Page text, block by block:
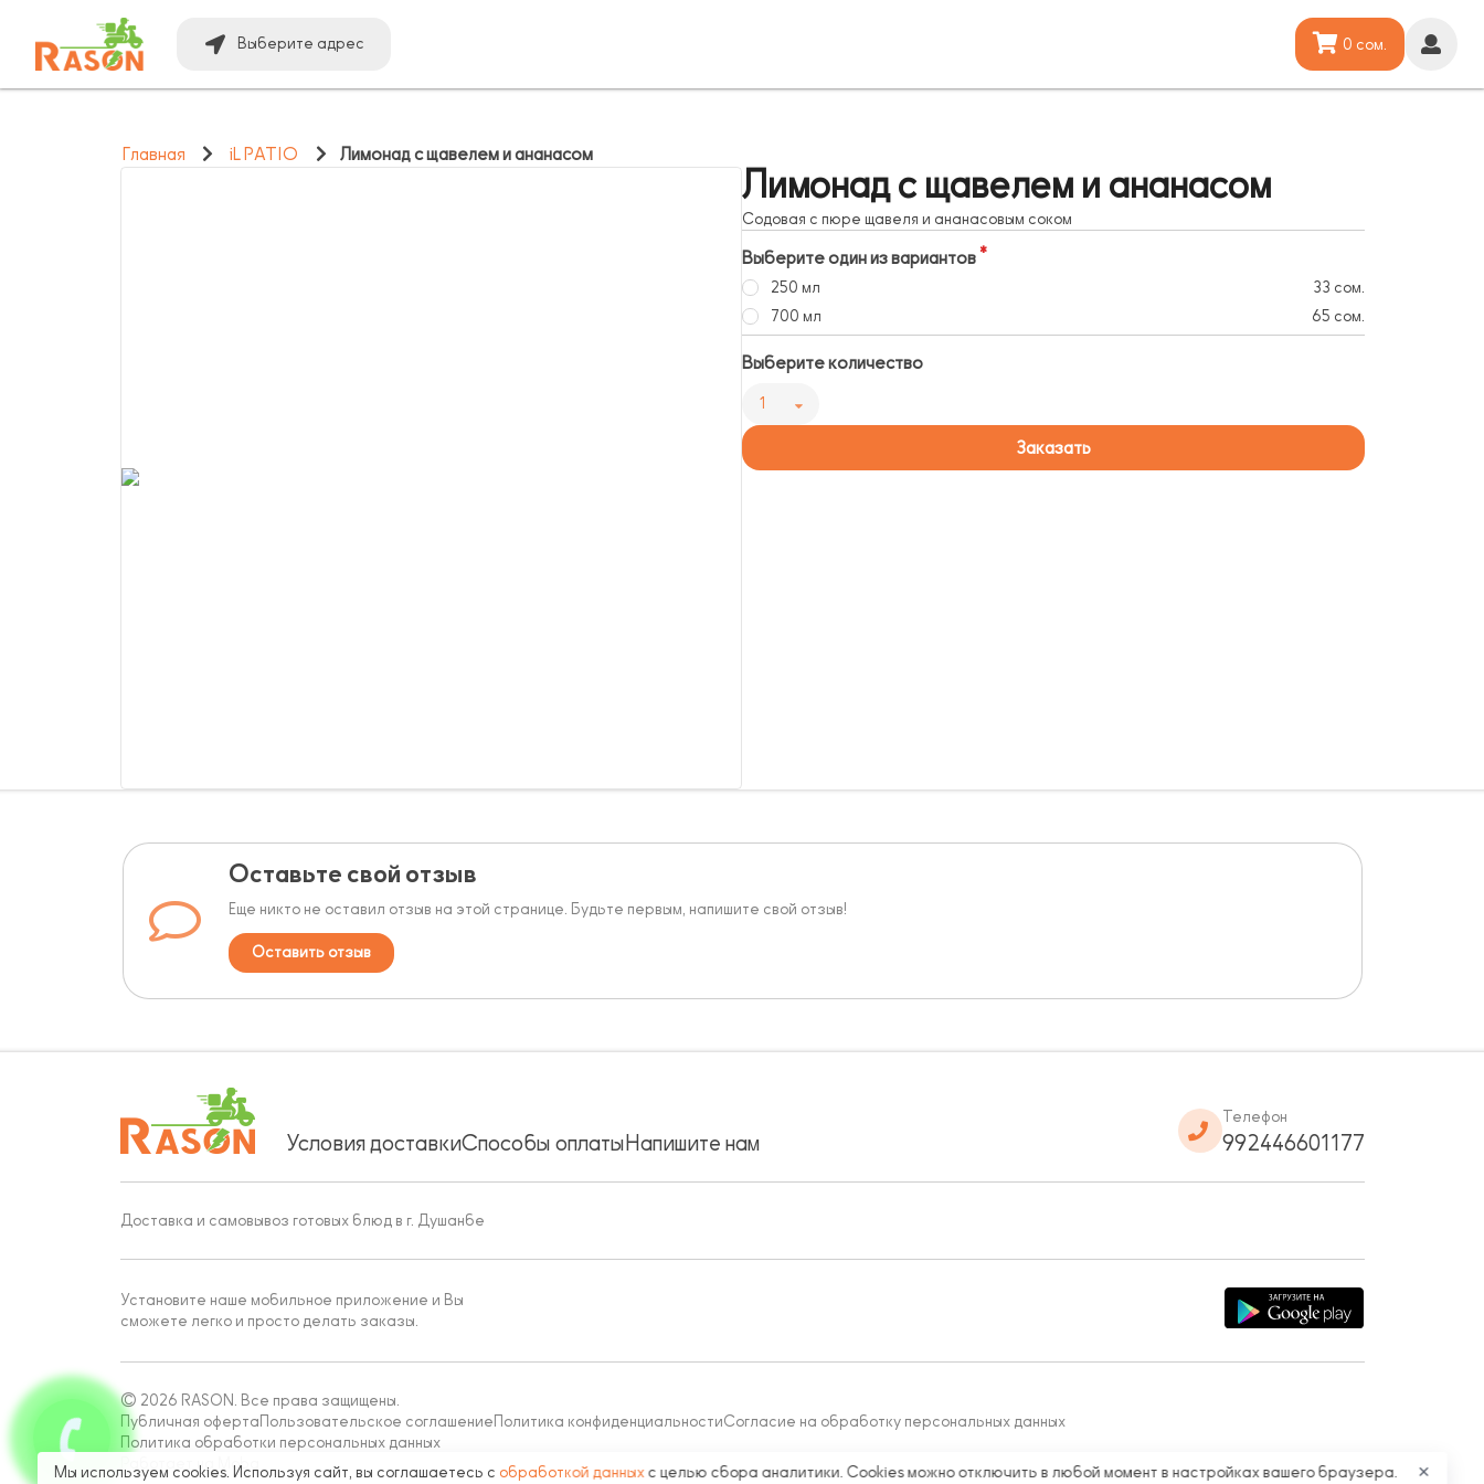
Выберите адрес 0 сом.
Главная iL PATIO Лимонад с щавелем и ананасом
Лимонад с щавелем и ананасом
Содовая с пюре щавеля и ананасовым соком
Выберите один из вариантов
250 мл
33 сом.
700 мл
65 сом.
Выберите количество
1
Заказать
Оставьте свой отзыв
Еще никто не оставил отзыв на этой странице. Будьте первым, напишите свой отзыв!
Оставить отзыв
Условия доставкиСпособы оплатыНапишите нам
Телефон
992446601177
Доставка и самовывоз готовых блюд в г. Душанбе
Установите наше мобильное приложение и Вы
сможете легко и просто делать заказы.
© 2026 RASON. Все права защищены.
Публичная оферта Пользовательское соглашение Политика конфиденциальностиСогласие на обработку персональных данных
Политика обработки персональных данных
Работает на Moba
Мы используем cookies. Используя сайт, вы соглашаетесь с обработкой данных с целью сбора аналитики. Cookies можно отключить в любой момент в настройках вашего браузера. ✕